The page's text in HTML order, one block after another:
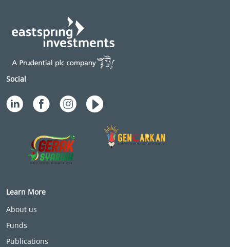
Social
Learn More
About us
Funds
Publications